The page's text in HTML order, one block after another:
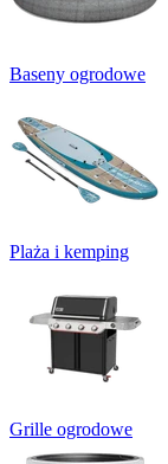
Baseny ogrodowe
Plaża i kemping
Grille ogrodowe